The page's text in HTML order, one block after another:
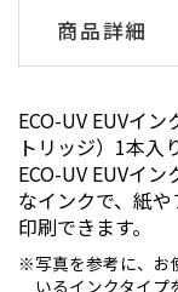
商品詳細
ECO-UV EUVイ
トリッジ）1本入
ECO-UV EUVイ
なインクで、紙
印刷できます。
写真を参考に、お
いるインクタイプ